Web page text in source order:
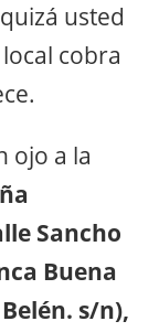
usted
cobra
ojo a la
Sancho
Buena
s/n),